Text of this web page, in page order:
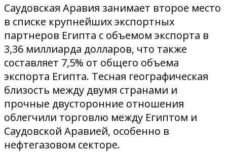
Саудовская Аравия занимает второе место
в списке крупнейших экспортных
партнеров Египта с объемом экспорта в
3,36 миллиарда долларов, что также
составляет 7,5% от общего объема
экспорта Египта. Тесная географическая
близость между двумя странами и
прочные двусторонние отношения
облегчили торговлю между Египтом и
Саудовской Аравией, особенно в
нефтегазовом секторе.